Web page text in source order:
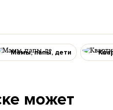
Мамы, папы, дети
может